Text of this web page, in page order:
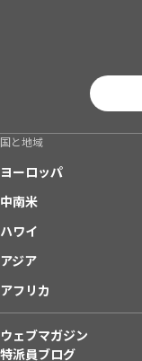
国と地域
ヨーロッパ
中南米
ハワイ
アジア
アフリカ
ウェブマガジン
特派員ブログ